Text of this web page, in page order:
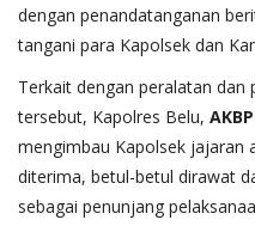
dengan penandatanganan
tangani para Kapolsek dan
Terkait dengan peralatan dan
tersebut, Kapolres Belu,
mengimbau Kapolsek jajaran
diterima, betul-betul dirawat
sebagai penunjang